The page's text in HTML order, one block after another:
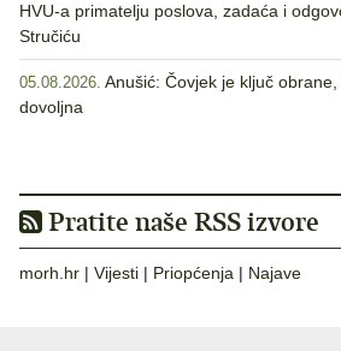
HVU-a primatelju poslova, zadaća i
Stručiću
05.08.2026. Anušić: Čovjek je ključ
dovoljna
Pratite naše RSS izvore
morh.hr | Vijesti | Priopćenja | Najave